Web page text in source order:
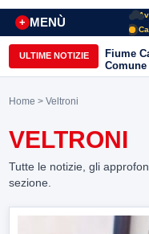
MENÙ
+
ULTIME NOTIZIE
Fiume
effettuate
Home > Veltroni
VELTRONI
Tutte le notizie, gli
sezione.